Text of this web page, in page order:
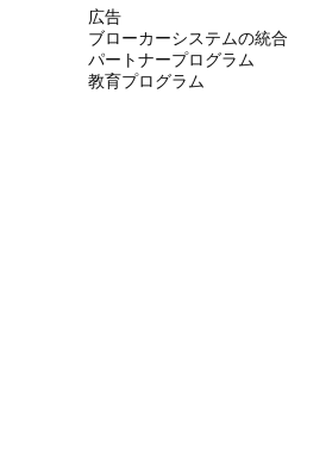
広告
ブローカーシステムの統合
パートナープログラム
教育プログラム